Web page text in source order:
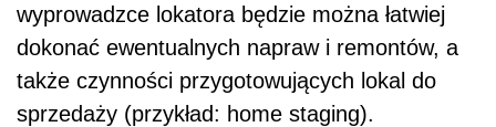
wyprowadzce lokatora będzie można łatwiej
dokonać ewentualnych napraw i remontów, a
także czynności przygotowujących lokal do
sprzedaży (przykład: home staging).